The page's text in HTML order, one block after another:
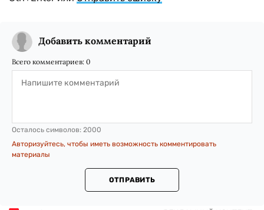
Добавить комментарий
Всего комментариев: 0
Осталось символов: 2000
Авторизуйтесь, чтобы иметь возможность комментировать
материалы
ОТПРАВИТЬ